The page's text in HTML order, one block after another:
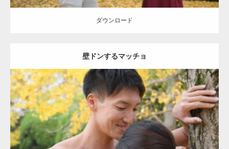
ダウンロード
壁ドンするマッチョ
Update: 2021.07.8
Category:公園のマッチョ その他 AKIHITO(細マッチョ) 大胸筋 肩 腹
筋